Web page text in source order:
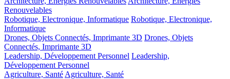
Renouvelables
Robotique, Electronique, Informatique Robotique, Electronique,
Informatique
Drones, Objets Connectés, Imprimante 3D Drones, Objets
Connectés, Imprimante 3D
Leadership, Développement Personnel Leadership,
Développement Personnel
Agriculture, Santé Agriculture, Santé